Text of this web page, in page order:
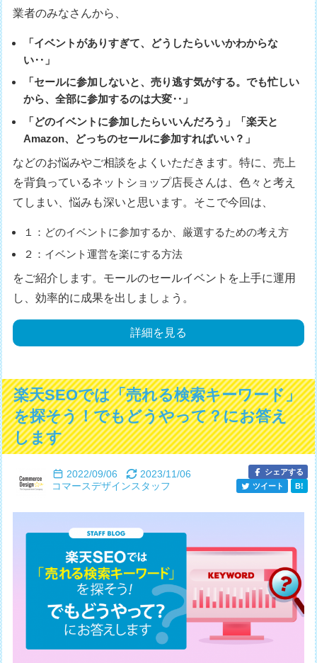
業者のみなさんから、
「イベントがありすぎて、どうしたらいいかわからな
い‥」
「セールに参加しないと、売り逃す気がする。でも忙しい
から、全部に参加するのは大変‥」
「どのイベントに参加したらいいんだろう」「楽天と
Amazon、どっちのセールに参加すればいい？」
などのお悩みやご相談をよくいただきます。特に、売上
を背負っているネットショップ店長さんは、色々と考え
てしまい、悩みも深いと思います。そこで今回は、
１：どのイベントに参加するか、厳選するための考え方
２：イベント運営を楽にする方法
をご紹介します。モールのセールイベントを上手に運用
し、効率的に成果を出しましょう。
詳細を見る
楽天SEOでは「売れる検索キーワード」
を探そう！でもどうやって？にお答え
します
2022/09/06
2023/11/06
コマースデザインスタッフ
シェアする
ツイート
B!